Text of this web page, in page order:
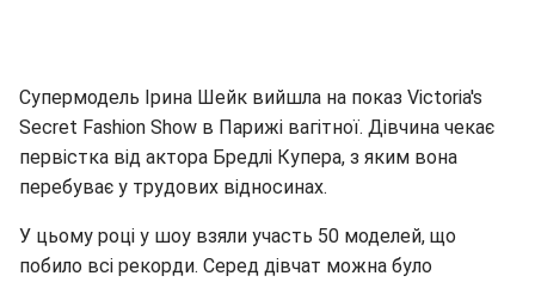
Супермодель Ірина Шейк вийшла на показ Victoria's
Secret Fashion Show в Парижі вагітної. Дівчина чекає
первістка від актора Бредлі Купера, з яким вона
перебуває у трудових відносинах.
У цьому році у шоу взяли участь 50 моделей, що
побило всі рекорди. Серед дівчат можна було